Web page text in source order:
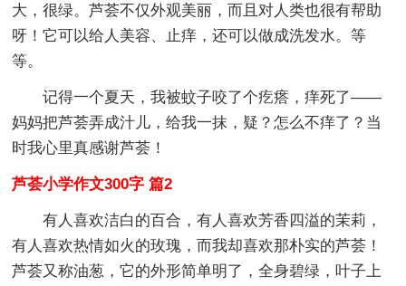
大，很绿。芦荟不仅外观美丽，而且对人类也很有帮助
呀！它可以给人美容、止痒，还可以做成洗发水。等
等。
记得一个夏天，我被蚊子咬了个疙瘩，痒死了——
妈妈把芦荟弄成汁儿，给我一抹，疑？怎么不痒了？当
时我心里真感谢芦荟！
芦荟小学作文300字 篇2
有人喜欢洁白的百合，有人喜欢芳香四溢的茉莉，
有人喜欢热情如火的玫瑰，而我却喜欢那朴实的芦荟！
芦荟又称油葱，它的外形简单明了，全身碧绿，叶子上